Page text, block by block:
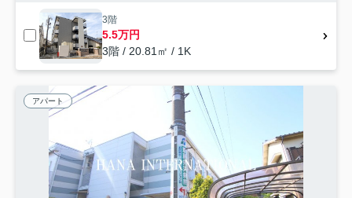
3階
5.5万円
3階 / 20.81㎡ / 1K
アパート